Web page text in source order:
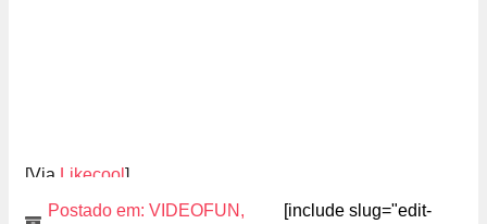
[Via Likecool]
Postado em: VIDEOFUN ,
[include slug="edit-